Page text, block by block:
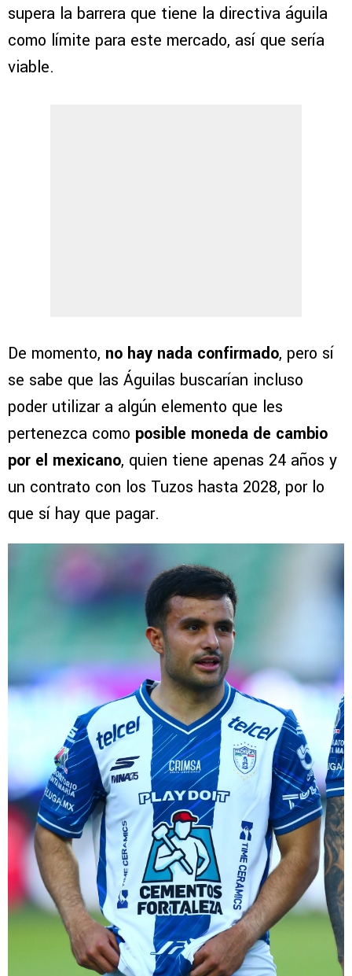
supera la barrera que tiene la directiva águila
como límite para este mercado, así que sería
viable.
De momento, no hay nada confirmado, pero sí
se sabe que las Águilas buscarían incluso
poder utilizar a algún elemento que les
pertenezca como posible moneda de cambio
por el mexicano, quien tiene apenas 24 años y
un contrato con los Tuzos hasta 2028, por lo
que sí hay que pagar.